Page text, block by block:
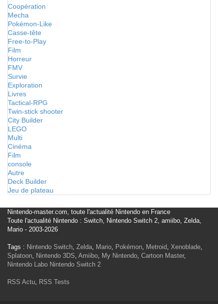
Coopération
Mecha
Pokémon-Like
Casse-tête
Free-to-Play
Film
Horreur
FMV
Survie
Exploration
Livres
Tactical-RPG
Twin-stick shooter
City Builder
LEGO
Multi
Cinéma
Film
console
Autre
Deck Builder
Jeu de plateau
Nintendo-master.com, toute l'actualité Nintendo en France
Toute l'actualité Nintendo : Switch, Nintendo Switch 2, amiibo, Zelda,
Mario - 2003-2026
Tags : Nintendo Switch, Zelda, Mario, Pokémon, Metroid, Xenoblade,
Splatoon, Nintendo 3DS, Amiibo, My Nintendo, Cartoon Master,
Nintendo Labo Nintendo Switch 2
RSS Actu, RSS Tests